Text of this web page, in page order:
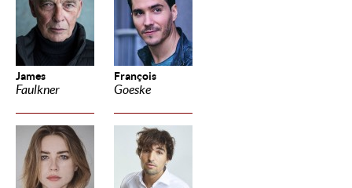
James
Faulkner
François
Goeske